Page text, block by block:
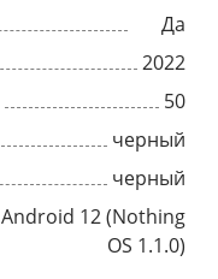
Да
2022
50
черный
черный
Android 12 (Nothing
OS 1.1.0)